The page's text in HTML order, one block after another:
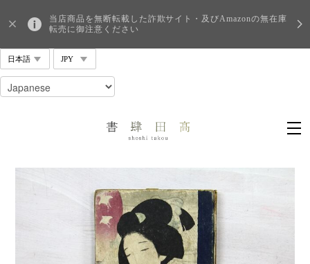
当店商品を無断転載した詐欺サイト・及びAmazonの無在庫
転売に御注意ください